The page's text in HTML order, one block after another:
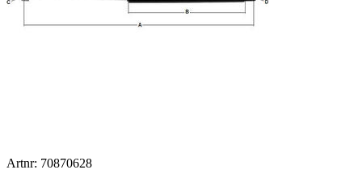
Artnr: 70870628